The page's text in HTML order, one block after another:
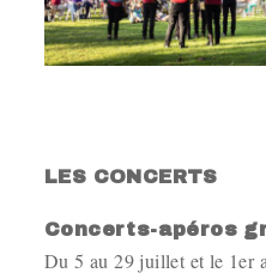
LES CONCERTS
Concerts-apéros
Du 5 au 29 juillet et le 1er